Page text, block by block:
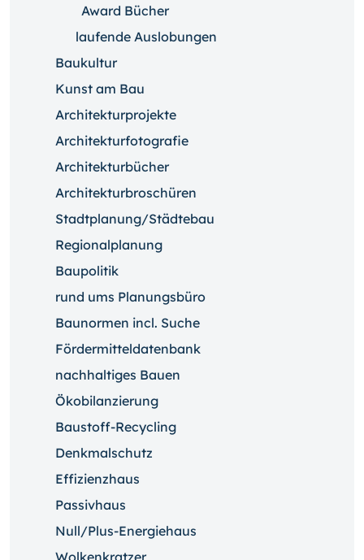
Award Bücher
laufende Auslobungen
Baukultur
Kunst am Bau
Architekturprojekte
Architekturfotografie
Architekturbücher
Architekturbroschüren
Stadtplanung/Städtebau
Regionalplanung
Baupolitik
rund ums Planungsbüro
Baunormen incl. Suche
Fördermitteldatenbank
nachhaltiges Bauen
Ökobilanzierung
Baustoff-Recycling
Denkmalschutz
Effizienzhaus
Passivhaus
Null/Plus-Energiehaus